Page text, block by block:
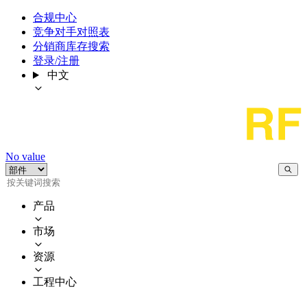
合规中心
竞争对手对照表
分销商库存搜索
登录/注册
中文
No value
产品
市场
资源
工程中心